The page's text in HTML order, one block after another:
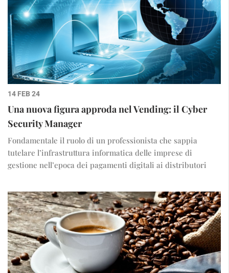
14 FEB 24
Una nuova figura approda nel Vending: il Cyber
Security Manager
Fondamentale il ruolo di un professionista che sappia
tutelare l’infrastruttura informatica delle imprese di
gestione nell’epoca dei pagamenti digitali ai distributori